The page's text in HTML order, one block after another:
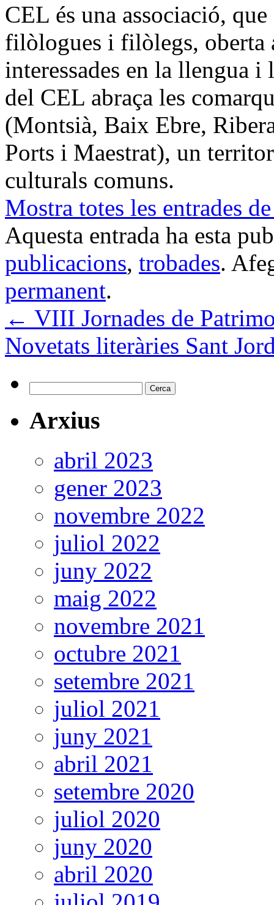
CEL és una associació,
filòlogues i filòlegs, oberta
interessades en la llengua
del CEL abraça les
(Montsià, Baix Ebre,
Ports i Maestrat), un
culturals comuns.
Mostra totes les entrades
Aquesta entrada ha esta
publicacions, trobades.
permanent.
← VIII Jornades de
Novetats literàries Sant
Arxius
abril 2023
gener 2023
novembre 2022
juliol 2022
juny 2022
maig 2022
novembre 2021
octubre 2021
setembre 2021
juliol 2021
juny 2021
abril 2021
setembre 2020
juliol 2020
juny 2020
abril 2020